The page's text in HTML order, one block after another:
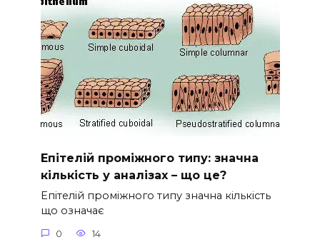
Епітелій проміжного типу: значна
кількість у аналізах – що це?
Епітелій проміжного типу значна кількість
що означає
0 14